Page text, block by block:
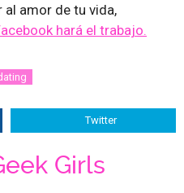
amor de tu vida,
hará el trabajo.
Twitter
Girls